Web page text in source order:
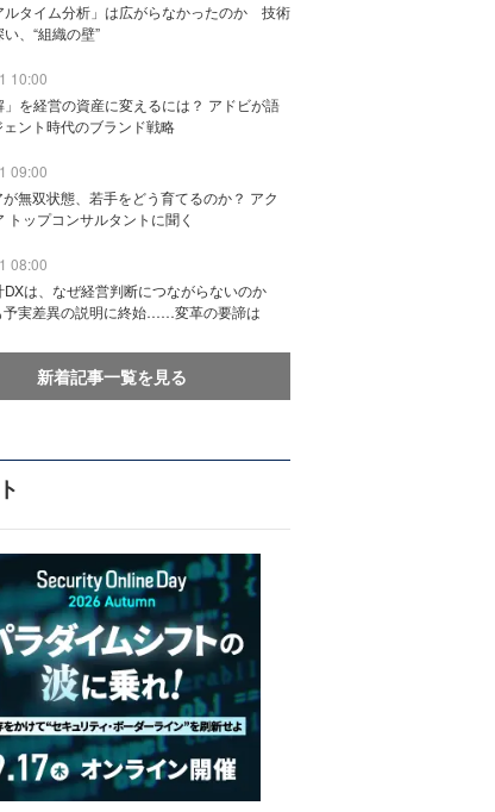
ルタイム分析」は広がらなかったのか 技術
、“組織の壁”
10:00
」を経営の資産に変えるには？ アドビが語
ェント時代のブランド戦略
09:00
無双状態、若手をどう育てるのか？ アク
トップコンサルタントに聞く
08:00
DXは、なぜ経営判断につながらないのか
予実差異の説明に終始……変革の要諦は
新着記事一覧を見る